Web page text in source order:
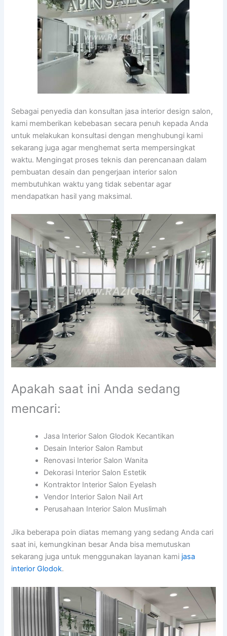
Sebagai penyedia dan konsultan jasa interior design salon,
kami memberikan kebebasan secara penuh kepada Anda
untuk melakukan konsultasi dengan menghubungi kami
sekarang juga agar menghemat serta mempersingkat
waktu. Mengingat proses teknis dan perencanaan dalam
pembuatan desain dan pengerjaan interior salon
membutuhkan waktu yang tidak sebentar agar
mendapatkan hasil yang maksimal.
Apakah saat ini Anda sedang
mencari:
Jasa Interior Salon Glodok Kecantikan
Desain Interior Salon Rambut
Renovasi Interior Salon Wanita
Dekorasi Interior Salon Estetik
Kontraktor Interior Salon Eyelash
Vendor Interior Salon Nail Art
Perusahaan Interior Salon Muslimah
Jika beberapa poin diatas memang yang sedang Anda cari
saat ini, kemungkinan besar Anda bisa memutuskan
sekarang juga untuk menggunakan layanan kami jasa
interior Glodok.